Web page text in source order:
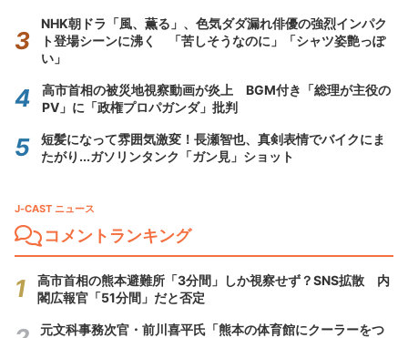
NHK朝ドラ「風、薫る」、色気ダダ漏れ俳優の強烈インパク
ト登場シーンに沸く 「苦しそうなのに」「シャツ姿艶っぽ
い」
高市首相の被災地視察動画が炎上 BGM付き「総理が主役の
PV」に「政権プロパガンダ」批判
短髪になって雰囲気激変！長瀬智也、真剣表情でバイクにま
たがり...ガソリンタンク「ガン見」ショット
J-CAST ニュース
コメントランキング
高市首相の熊本避難所「3分間」しか視察せず？SNS拡散 内
閣広報官「51分間」だと否定
元文科事務次官・前川喜平氏「熊本の体育館にクーラーをつ